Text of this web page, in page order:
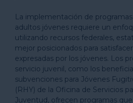
La implementación de programas
adultos jóvenes requiere un
utilizando recursos federales,
mejor posicionados para
expresadas por los jóvenes. Los
servicio juvenil, como los
subvenciones para Jóvenes
(RHY) de la Oficina de Servicios
Juventud, ofrecen programas